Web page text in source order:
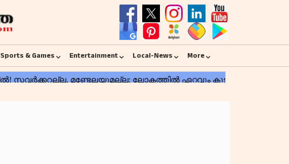
Sports & Games Entertainment Local-News More